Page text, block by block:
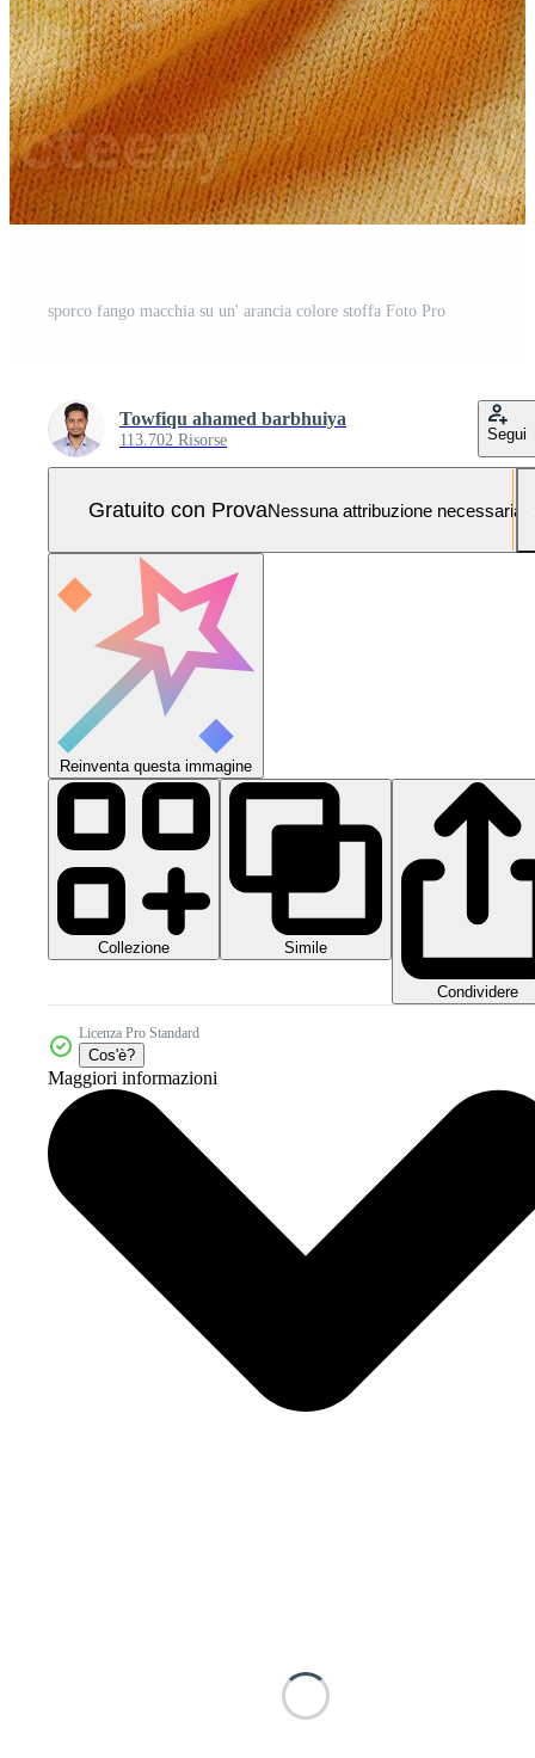
sporco fango macchia su un' arancia colore stoffa Foto Pro
Towfiqu ahamed barbhuiya
113.702 Risorse Segui
Gratuito con ProvaNessuna attribuzione necessaria
Reinventa questa immagine
Collezione Simile
Condividere
Licenza Pro Standard
Cos'è?
Maggiori informazioni